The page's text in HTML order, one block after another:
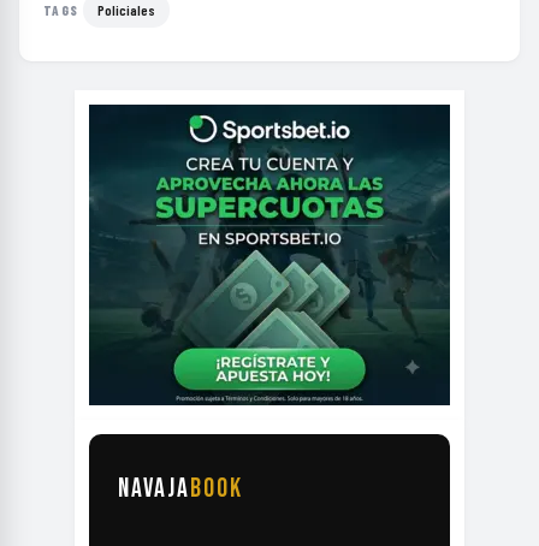
TAGS Policiales
NAVAJABOOK